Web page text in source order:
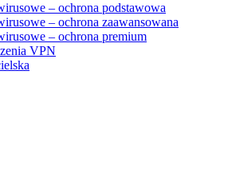
– ochrona podstawowa
– ochrona zaawansowana
– ochrona premium
VPN